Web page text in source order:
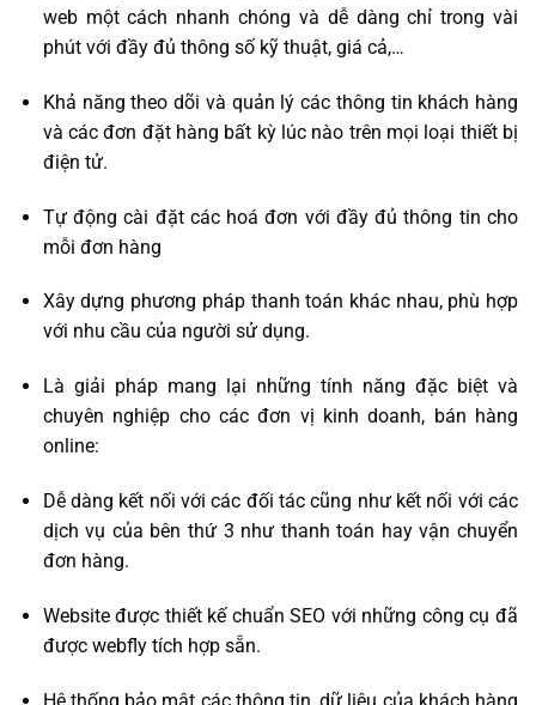
web một cách nhanh chóng và dễ dàng chỉ trong vài
phút với đầy đủ thông số kỹ thuật, giá cả,…
Khả năng theo dõi và quản lý các thông tin khách hàng
và các đơn đặt hàng bất kỳ lúc nào trên mọi loại thiết bị
điện tử.
Tự động cài đặt các hoá đơn với đầy đủ thông tin cho
mỗi đơn hàng
Xây dựng phương pháp thanh toán khác nhau, phù hợp
với nhu cầu của người sử dụng.
Là giải pháp mang lại những tính năng đặc biệt và
chuyên nghiệp cho các đơn vị kinh doanh, bán hàng
online:
Dễ dàng kết nối với các đối tác cũng như kết nối với các
dịch vụ của bên thứ 3 như thanh toán hay vận chuyển
đơn hàng.
Website được thiết kế chuẩn SEO với những công cụ đã
được webfly tích hợp sẵn.
Hệ thống bảo mật các thông tin, dữ liệu của khách hàng